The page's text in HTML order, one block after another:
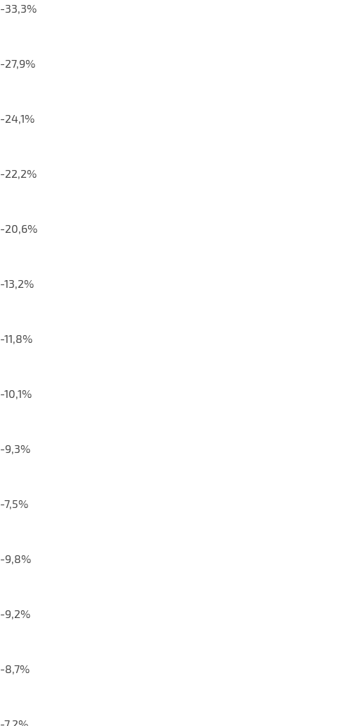
-33,3%
-27,9%
-24,1%
-22,2%
-20,6%
-13,2%
-11,8%
-10,1%
-9,3%
-7,5%
-9,8%
-9,2%
-8,7%
-7,2%